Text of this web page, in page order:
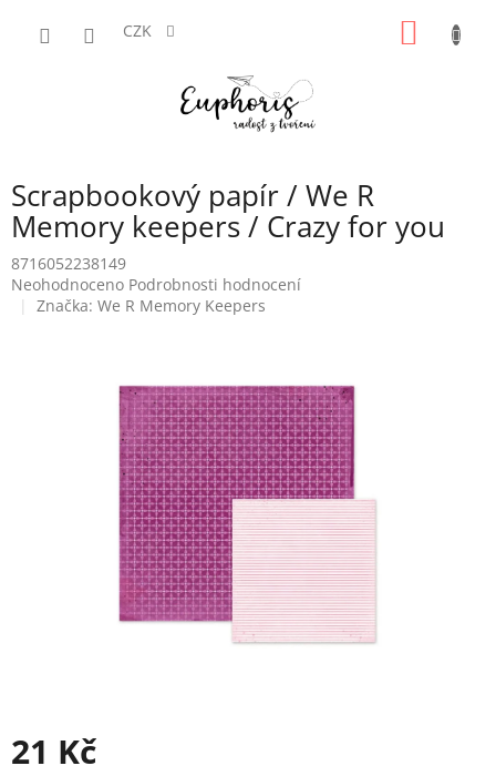
CZK
Scrapbookový papír / We R
Memory keepers / Crazy for you
8716052238149
Průměrné
hodnocení
Neohodnoceno Podrobnosti hodnocení
Značka: We R Memory Keepers
21 Kč